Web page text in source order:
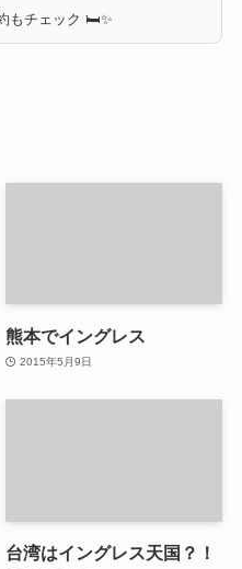
もチェック 🛏✨
熊本でイングレス
2015年5月9日
台湾はイングレス天国？！